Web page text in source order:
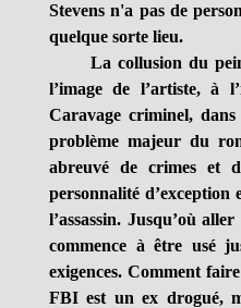
Stevens n'a pas de
quelque sorte lieu.
La collusion du
l’image de l’artiste, à
Caravage criminel,
problème majeur du
abreuvé de crimes et
personnalité d’exception
l’assassin. Jusqu’où
commence à être usé
exigences. Comment
FBI est un ex drogué,